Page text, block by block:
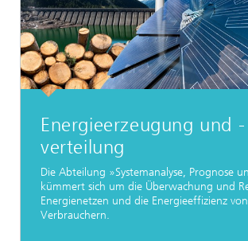
Energieerzeugung und -
verteilung
Die Abteilung »Systemanalyse, Prognose
kümmert sich um die Überwachung und
Energienetzen und die Energieeffizienz von
Verbrauchern.